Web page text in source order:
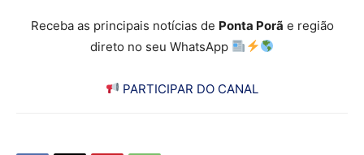
Receba as principais notícias de Ponta Porã e região
direto no seu WhatsApp
PARTICIPAR DO CANAL